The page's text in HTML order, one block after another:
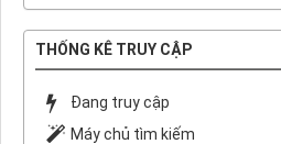
THỐNG KÊ TRUY CẬP
Đang truy cập
Máy chủ tìm kiếm